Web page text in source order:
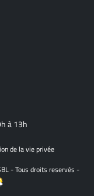
à 13h
de la vie privée
- Tous droits reservés -